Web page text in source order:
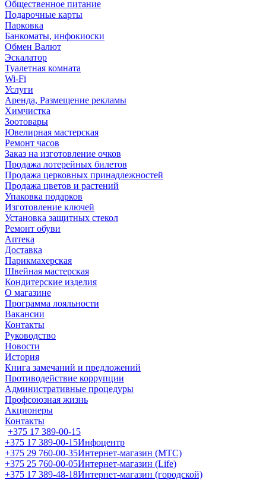
Общественное питание
Подарочные карты
Парковка
Банкоматы, инфокиоски
Обмен Валют
Эскалатор
Туалетная комната
Wi-Fi
Услуги
Аренда, Размещение рекламы
Химчистка
Зоотовары
Ювелирная мастерская
Ремонт часов
Заказ на изготовление очков
Продажа лотерейных билетов
Продажа церковных принадлежностей
Продажа цветов и растений
Упаковка подарков
Изготовление ключей
Установка защитных стекол
Ремонт обуви
Аптека
Доставка
Парикмахерская
Швейная мастерская
Кондитерские изделия
О магазине
Программа лояльности
Вакансии
Контакты
Руководство
Новости
История
Книга замечаний и предложений
Противодействие коррупции
Административные процедуры
Профсоюзная жизнь
Акционеры
Контакты
+375 17 389-00-15
+375 17 389-00-15Инфоцентр
+375 29 760-00-35Интернет-магазин (МТС)
+375 25 760-00-05Интернет-магазин (Life)
+375 17 389-48-18Интернет-магазин (городской)